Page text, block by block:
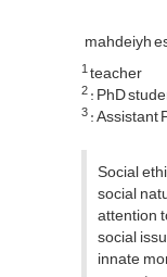
mahdeiyh
1teacher
2: PhD
3: Assistant
Social
social
attention
social
innate